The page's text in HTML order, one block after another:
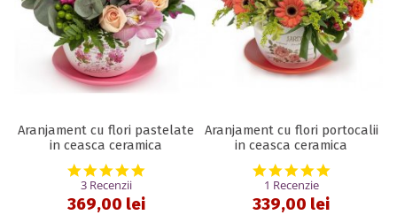
Aranjament cu flori pastelate
in ceasca ceramica
5.0 star rating
3 Recenzii
369,00 lei
Aranjament cu flori portocalii
in ceasca ceramica
5.0 star
1 Recenzie
339,00 lei